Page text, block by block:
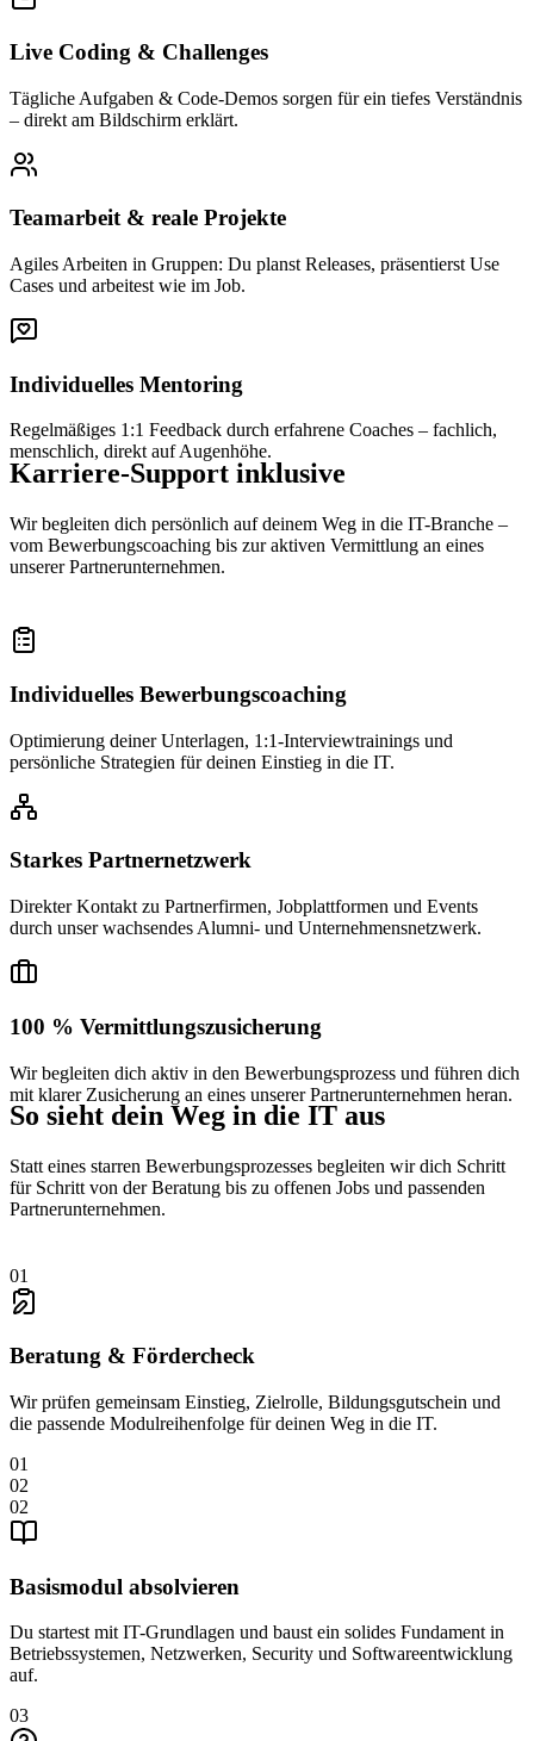
Live Coding & Challenges
Tägliche Aufgaben & Code-Demos sorgen für ein tiefes Verständnis
– direkt am Bildschirm erklärt.
Teamarbeit & reale Projekte
Agiles Arbeiten in Gruppen: Du planst Releases, präsentierst Use
Cases und arbeitest wie im Job.
Individuelles Mentoring
Regelmäßiges 1:1 Feedback durch erfahrene Coaches – fachlich,
menschlich, direkt auf Augenhöhe.
Karriere-Support inklusive
Wir begleiten dich persönlich auf deinem Weg in die IT-Branche –
vom Bewerbungscoaching bis zur aktiven Vermittlung an eines
unserer Partnerunternehmen.
Individuelles Bewerbungscoaching
Optimierung deiner Unterlagen, 1:1-Interviewtrainings und
persönliche Strategien für deinen Einstieg in die IT.
Starkes Partnernetzwerk
Direkter Kontakt zu Partnerfirmen, Jobplattformen und Events
durch unser wachsendes Alumni- und Unternehmensnetzwerk.
100 % Vermittlungszusicherung
Wir begleiten dich aktiv in den Bewerbungsprozess und führen dich
mit klarer Zusicherung an eines unserer Partnerunternehmen heran.
So sieht dein Weg in die IT aus
Statt eines starren Bewerbungsprozesses begleiten wir dich Schritt
für Schritt von der Beratung bis zu offenen Jobs und passenden
Partnerunternehmen.
01
Beratung & Fördercheck
Wir prüfen gemeinsam Einstieg, Zielrolle, Bildungsgutschein und
die passende Modulreihenfolge für deinen Weg in die IT.
01
02
02
Basismodul absolvieren
Du startest mit IT-Grundlagen und baust ein solides Fundament in
Betriebssystemen, Netzwerken, Security und Softwareentwicklung
auf.
03